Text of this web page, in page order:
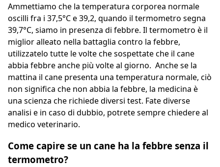
Ammettiamo che la temperatura corporea normale
oscilli fra i 37,5°C e 39,2, quando il termometro segna
39,7°C, siamo in presenza di febbre. Il termometro è il
miglior alleato nella battaglia contro la febbre,
utilizzatelo tutte le volte che sospettate che il cane
abbia febbre anche più volte al giorno. Anche se la
mattina il cane presenta una temperatura normale, ciò
non significa che non abbia la febbre, la medicina è
una scienza che richiede diversi test. Fate diverse
analisi e in caso di dubbio, potrete sempre chiedere al
medico veterinario.
Come capire se un cane ha la febbre senza il
termometro?